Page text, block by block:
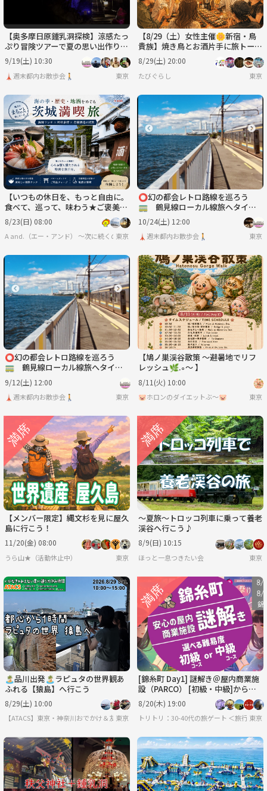
【奥多摩日原鍾乳洞探検】涼感たっ
ぷり冒険ツアーで夏の思い出作り
🌿✨
9/19(土) 10:30
🗼週末都内お散歩会🚶 東京
【8/29（土）女性主催🌼新宿・鳥
貴族】焼き鳥とお酒片手に旅トーク
しましょ✈️旅人飲み会🍺🏮
8/29(土) 20:00
たびぐらし 東京
【いつもの休日を、もっと自由に。
食べて、巡って、味わう★ご褒美ド
ライブツアー🚘️】
8/23(日) 08:00
A and.（エー・アンド） 〜次に続くのは、あなたの発見〜
東京
⭕️幻の都会レトロ路線を巡ろう
🚃 鶴見線ローカル線旅へタイム
トリップ
10/24(土) 12:00
🗼週末都内お散歩会🚶 東京
⭕️幻の都会レトロ路線を巡ろう
🚃 鶴見線ローカル線旅へタイム
トリップ
9/12(土) 12:00
🗼週末都内お散歩会🚶 東京
【鳩ノ巣渓谷散策 〜避暑地でリフ
レッシュ🌿.∘〜 】
8/11(火) 10:00
🐷ホロンのダイエットぶ〜🐷 東京
【メンバー限定】縄文杉を見に屋久
島に行こう！
11/20(金) 08:00
うら山★（活動休止中） 東京
～夏旅～トロッコ列車に乗って養老
渓谷へ行こう♪
8/9(日) 10:15
ほっと一息つきたい会 東京
🏝️品川出発🏝️ラピュタの世界観あ
ふれる【猿島】へ行こう
8/29(土) 10:00
【ATACS】東京・神奈川おでかけ＆友達づくり｜20代30代中心
東京
[錦糸町 Day1] 謎解き＠屋内商業施
設（PARCO） [初級・中級]から難
易度選択できます
8/20(木) 19:00
トリトリ：30-40代の旅ゲート ＜旅行・世
東京